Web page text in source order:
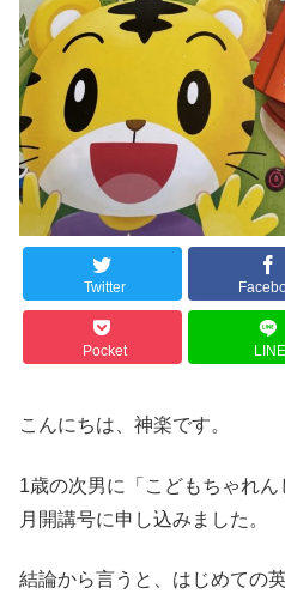
Twitter
Pocket LINE
こんにちは、神楽です。
1歳の次男に「こどもちゃれ
月開講号に申し込みました。
結論から言うと、はじめての